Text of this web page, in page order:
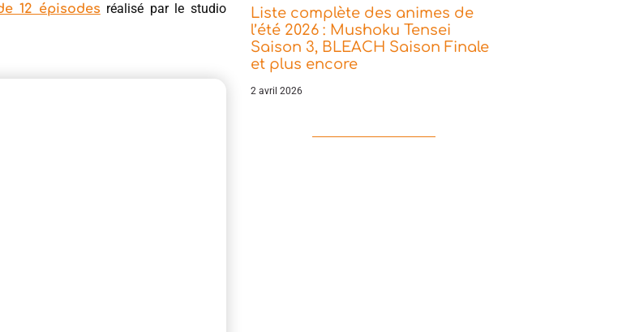
12 épisodes réalisé par le studio
Liste complète des animes de
l’été 2026 : Mushoku Tensei
Saison 3, BLEACH Saison Finale
et plus encore
2 avril 2026